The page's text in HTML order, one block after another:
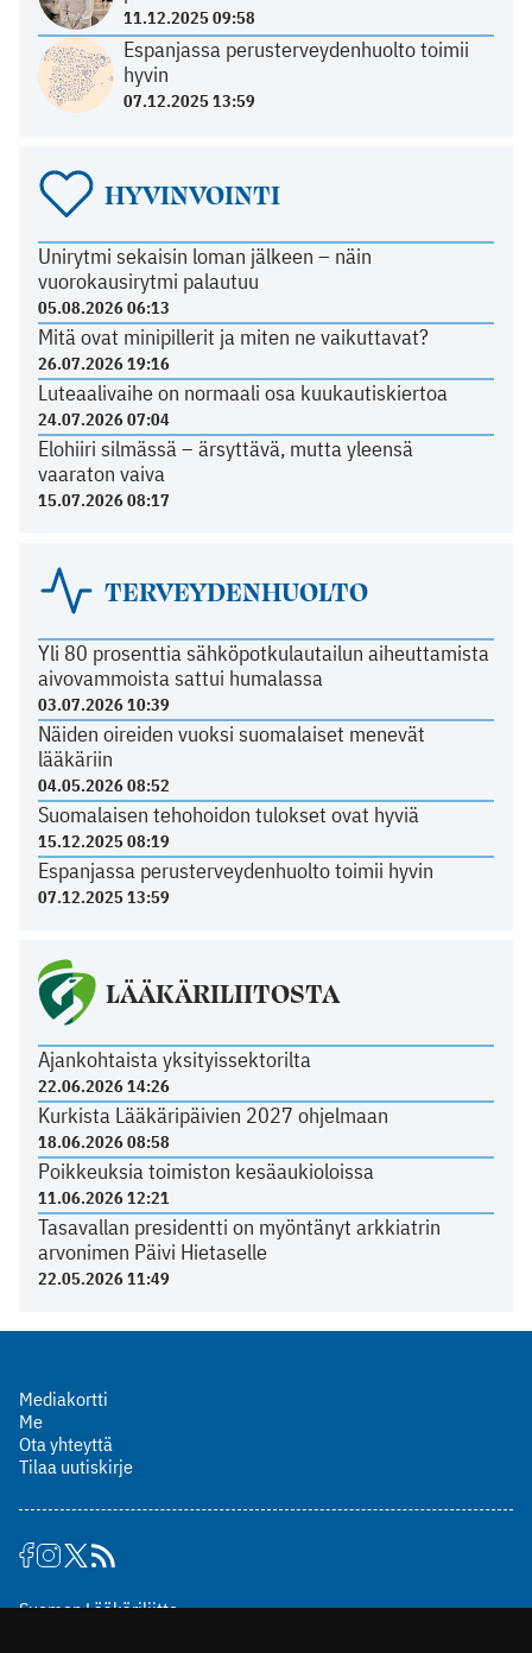
11.12.2025 09:58
Espanjassa perusterveydenhuolto toimii
hyvin
07.12.2025 13:59
HYVINVOINTI
Unirytmi sekaisin loman jälkeen – näin
vuorokausirytmi palautuu
05.08.2026 06:13
Mitä ovat minipillerit ja miten ne vaikuttavat?
26.07.2026 19:16
Luteaalivaihe on normaali osa kuukautiskiertoa
24.07.2026 07:04
Elohiiri silmässä – ärsyttävä, mutta yleensä
vaaraton vaiva
15.07.2026 08:17
TERVEYDENHUOLTO
Yli 80 prosenttia sähköpotkulautailun aiheuttamista
aivovammoista sattui humalassa
03.07.2026 10:39
Näiden oireiden vuoksi suomalaiset menevät
lääkäriin
04.05.2026 08:52
Suomalaisen tehohoidon tulokset ovat hyviä
15.12.2025 08:19
Espanjassa perusterveydenhuolto toimii hyvin
07.12.2025 13:59
LÄÄKÄRILIITOSTA
Ajankohtaista yksityissektorilta
22.06.2026 14:26
Kurkista Lääkäripäivien 2027 ohjelmaan
18.06.2026 08:58
Poikkeuksia toimiston kesäaukioloissa
11.06.2026 12:21
Tasavallan presidentti on myöntänyt arkkiatrin
arvonimen Päivi Hietaselle
22.05.2026 11:49
Mediakortti
Me
Ota yhteyttä
Tilaa uutiskirje
Suomen Lääkäriliitto